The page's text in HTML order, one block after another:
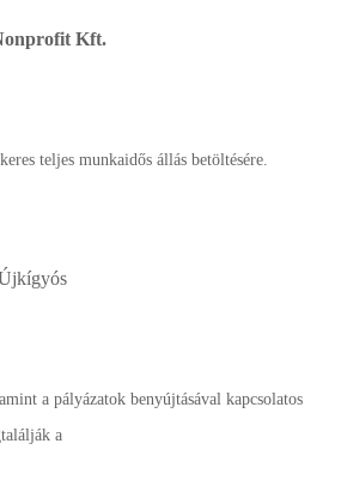
Kft.
teljes munkaidős állás betöltésére.
a pályázatok benyújtásával kapcsolatos
a